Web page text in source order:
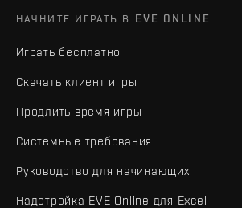
НАЧНИТЕ ИГРАТЬ В EVE ONLINE
Играть бесплатно
Скачать клиент игры
Продлить время игры
Системные требования
Руководство для начинающих
Надстройка EVE Online для Excel